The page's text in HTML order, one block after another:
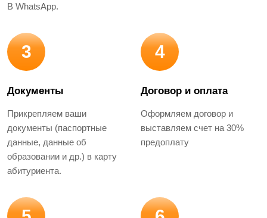
В WhatsApp.
3
Документы
Прикрепляем ваши
документы (паспортные
данные, данные об
образовании и др.) в карту
абитуриента.
4
Договор и оплата
Оформляем договор и
выставляем счет на 30%
предоплату